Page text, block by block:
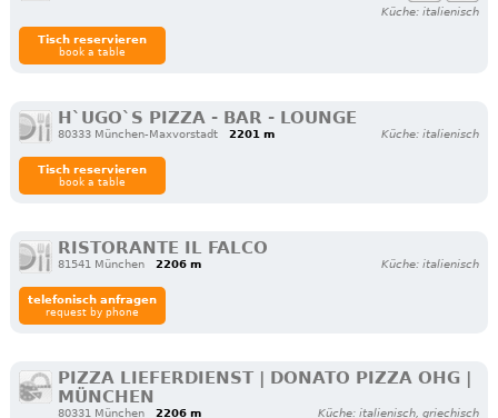
Küche: italienisch
Tisch reservieren
book a table
H`UGO`S PIZZA - BAR - LOUNGE
80333 München-Maxvorstadt 2201 m Küche: italienisch
Tisch reservieren
book a table
RISTORANTE IL FALCO
81541 München 2206 m Küche: italienisch
telefonisch anfragen
request by phone
PIZZA LIEFERDIENST | DONATO PIZZA OHG |
MÜNCHEN
80331 München 2206 m Küche: italienisch, griechisch